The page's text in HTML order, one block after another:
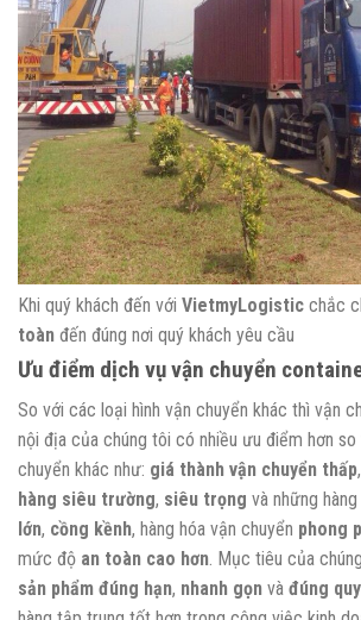
Khi quý khách đến với VietmyLogistic chắc
toàn đến đúng nơi quý khách yêu cầu
Ưu điểm dịch vụ vận chuyển
So với các loại hình vận chuyển khác thì vận
nội địa của chúng tôi có nhiều ưu điểm hơn
chuyển khác như: giá thành vận chuyển thấp,
hàng siêu trường, siêu trọng và những
lớn, cồng kềnh, hàng hóa vận chuyển phong
mức độ an toàn cao hơn. Mục tiêu của
sản phẩm đúng hạn, nhanh gọn và đúng